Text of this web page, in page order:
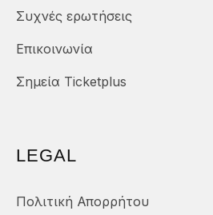
Συχνές ερωτήσεις
Επικοινωνία
Σημεία Ticketplus
LEGAL
Πολιτική Απορρήτου